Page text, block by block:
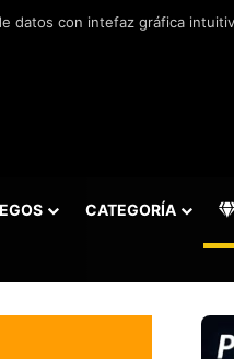
la manera más fácil y rápida
CATEGORÍA